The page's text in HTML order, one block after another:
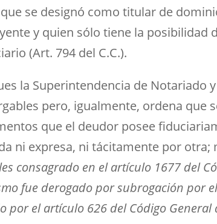
se designó como titular de
y quien sólo tiene la posibilidad
(Art. 794 del C.C.).
la Superintendencia de Notariado
pero, igualmente, ordena que
que el deudor posee
ni expresa, ni tácitamente por otra;
consagrado en el artículo 1677 del
fue derogado por subrogación por
por el artículo 626 del Código General